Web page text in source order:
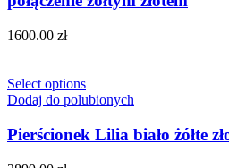
1600.00 zł
Select options
Dodaj do polubionych
Pierścionek Lilia biało żółte